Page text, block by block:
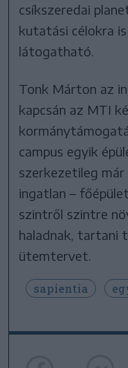
csíkszeredai
kutatási célokra
látogatható.
Tonk Márton az
kapcsán az MTI
campus egyik
szerkezetileg
ingatlan –
szintről szintre
haladnak, tartani
ütemtervet.
sapientia